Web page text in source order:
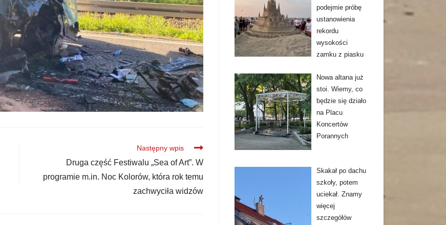
Następny wpis
Druga część Festiwalu „Sea of Art”. W
programie m.in. Noc Kolorów, która rok temu
zachwyciła widzów
podejmie próbę
ustanowienia
rekordu
wysokości
zamku z piasku
Nowa altana już
stoi. Wiemy, co
będzie się działo
na Placu
Koncertów
Porannych
Skakał po dachu
szkoły, potem
uciekał. Znamy
więcej
szczegółów